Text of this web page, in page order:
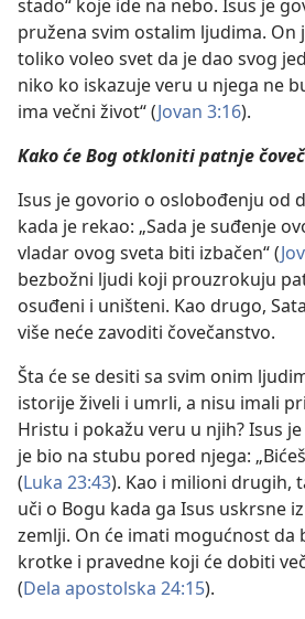
stado“ koje ide na nebo. Isus je
pružena svim ostalim ljudima. On
toliko voleo svet da je dao svog
niko ko iskazuje veru u njega ne
ima večni život“ (Jovan 3:16).
Kako će Bog otkloniti patnje
Isus je govorio o oslobođenju od
kada je rekao: „Sada je suđenje
vladar ovog sveta biti izbačen“ (
bezbožni ljudi koji prouzrokuju
osuđeni i uništeni. Kao drugo,
više neće zavoditi čovečanstvo.
Šta će se desiti sa svim onim
istorije živeli i umrli, a nisu imali
Hristu i pokažu veru u njih? Isus
je bio na stubu pored njega:
(Luka 23:43). Kao i milioni drugih,
uči o Bogu kada ga Isus uskrsne
zemlji. On će imati mogućnost da
krotke i pravedne koji će dobiti
(Dela apostolska 24:15).